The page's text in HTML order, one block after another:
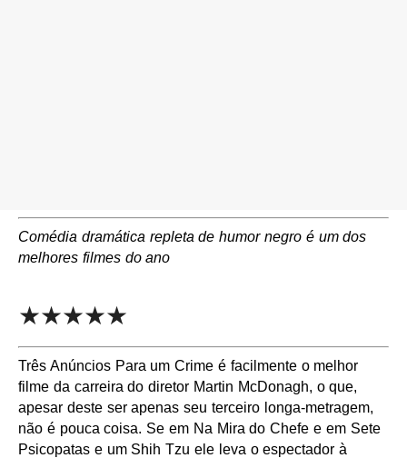
Comédia dramática repleta de humor negro é um dos
melhores filmes do ano
★★★★★
Três Anúncios Para um Crime é facilmente o melhor
filme da carreira do diretor Martin McDonagh, o que,
apesar deste ser apenas seu terceiro longa-metragem,
não é pouca coisa. Se em Na Mira do Chefe e em Sete
Psicopatas e um Shih Tzu ele leva o espectador à